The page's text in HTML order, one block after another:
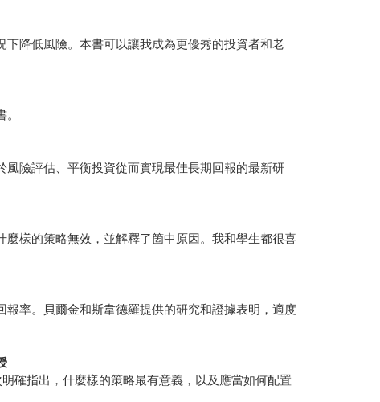
降低風險。本書可以讓我成為更優秀的投資者和老
險評估、平衡投資從而實現最佳長期回報的最新研
樣的策略無效，並解釋了箇中原因。我和學生都很喜
率。貝爾金和斯韋德羅提供的研究和證據表明，適度
確指出，什麼樣的策略最有意義，以及應當如何配置